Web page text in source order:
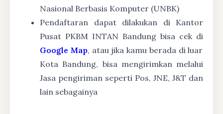
Nasional Berbasis Komputer (UNBK)
Pendaftaran dapat dilakukan di Kantor
Pusat PKBM INTAN Bandung bisa cek di
Google Map, atau jika kamu berada di luar
Kota Bandung, bisa mengirimkan melalui
Jasa pengiriman seperti Pos, JNE, J&T dan
lain sebagainya